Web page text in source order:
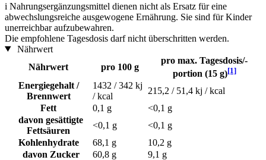
i Nahrungsergänzungsmittel dienen nicht als Ersatz für eine
abwechslungsreiche ausgewogene Ernährung. Sie sind für Kinder
unerreichbar aufzubewahren.
Die empfohlene Tagesdosis darf nicht überschritten werden.
Nährwert
Nährwert
pro 100 g
pro max. Tagesdosis/-
portion (15 g)[1]
Energiegehalt /
Brennwert
1432 / 342 kj
/ kcal
215,2 / 51,4 kj / kcal
Fett
0,1 g
<0,1 g
davon gesättigte
Fettsäuren
<0,1 g
<0,1 g
Kohlenhydrate
68,1 g
10,2 g
davon Zucker
60,8 g
9,1 g